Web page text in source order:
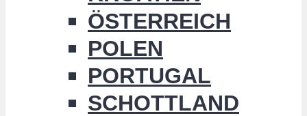
ÖSTERREICH
POLEN
PORTUGAL
SCHOTTLAND